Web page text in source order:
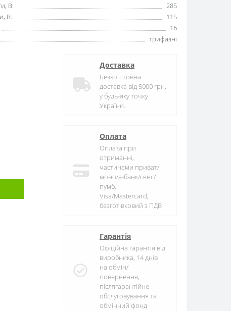
В:
285
В:
115
16
трифазні
Доставка
Безкоштовна
доставка від 5000 грн.
у будь-яку точку
України.
Оплата
Оплата при
отриманні,
частинами приват/
моно/а-банк/сенс/
пумб,
Visa/Mastercard,
безготівковий з ПДВ
Гарантія
Офіційна гарантія від
виробника, 14 днів
на обмін/
повернення,
післягарантійне
обслуговування та
обмінний фонд